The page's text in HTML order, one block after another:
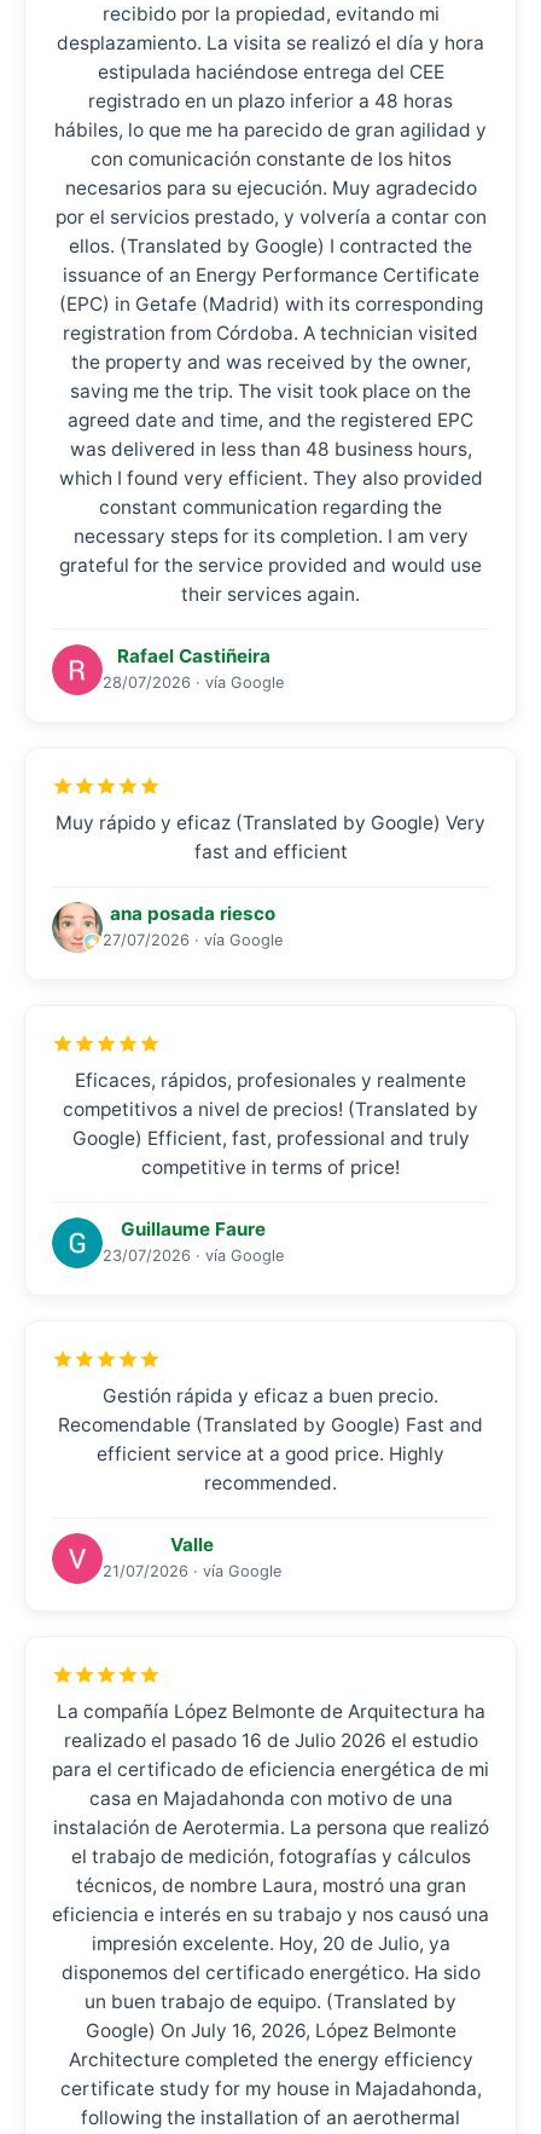
recibido por la propiedad, evitando mi
desplazamiento. La visita se realizó el día y hora
estipulada haciéndose entrega del CEE
registrado en un plazo inferior a 48 horas
hábiles, lo que me ha parecido de gran agilidad y
con comunicación constante de los hitos
necesarios para su ejecución. Muy agradecido
por el servicios prestado, y volvería a contar con
ellos. (Translated by Google) I contracted the
issuance of an Energy Performance Certificate
(EPC) in Getafe (Madrid) with its corresponding
registration from Córdoba. A technician visited
the property and was received by the owner,
saving me the trip. The visit took place on the
agreed date and time, and the registered EPC
was delivered in less than 48 business hours,
which I found very efficient. They also provided
constant communication regarding the
necessary steps for its completion. I am very
grateful for the service provided and would use
their services again.
Rafael Castiñeira
28/07/2026 · vía Google
Muy rápido y eficaz (Translated by Google) Very
fast and efficient
ana posada riesco
27/07/2026 · vía Google
Eficaces, rápidos, profesionales y realmente
competitivos a nivel de precios! (Translated by
Google) Efficient, fast, professional and truly
competitive in terms of price!
Guillaume Faure
23/07/2026 · vía Google
Gestión rápida y eficaz a buen precio.
Recomendable (Translated by Google) Fast and
efficient service at a good price. Highly
recommended.
Valle
21/07/2026 · vía Google
La compañía López Belmonte de Arquitectura ha
realizado el pasado 16 de Julio 2026 el estudio
para el certificado de eficiencia energética de mi
casa en Majadahonda con motivo de una
instalación de Aerotermia. La persona que realizó
el trabajo de medición, fotografías y cálculos
técnicos, de nombre Laura, mostró una gran
eficiencia e interés en su trabajo y nos causó una
impresión excelente. Hoy, 20 de Julio, ya
disponemos del certificado energético. Ha sido
un buen trabajo de equipo. (Translated by
Google) On July 16, 2026, López Belmonte
Architecture completed the energy efficiency
certificate study for my house in Majadahonda,
following the installation of an aerothermal